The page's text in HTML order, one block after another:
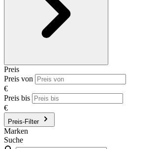
Preis
Preis von
€
Preis bis
€
Preis-Filter
Marken
Suche